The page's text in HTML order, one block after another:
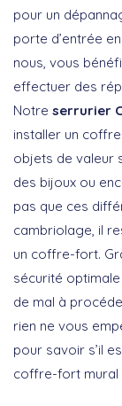
pour un
porte d’entrée
nous, vous
effectuer des
Notre serrurier
installer un
objets de valeur
des bijoux ou
pas que ces
cambriolage, il
un coffre-fort.
sécurité
de mal à
rien ne vous
pour savoir s’il
coffre-fort mural